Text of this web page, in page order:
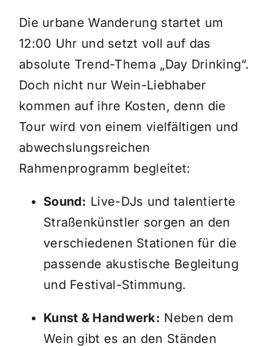
Die urbane Wanderung startet um
12:00 Uhr und setzt voll auf das
absolute Trend-Thema „Day Drinking“.
Doch nicht nur Wein-Liebhaber
kommen auf ihre Kosten, denn die
Tour wird von einem vielfältigen und
abwechslungsreichen
Rahmenprogramm begleitet:
Sound: Live-DJs und talentierte
Straßenkünstler sorgen an den
verschiedenen Stationen für die
passende akustische Begleitung
und Festival-Stimmung.
Kunst & Handwerk: Neben dem
Wein gibt es an den Ständen